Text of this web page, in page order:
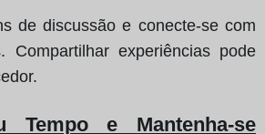
de discussão e conecte-se com
Compartilhar experiências pode
Tempo e Mantenha-se